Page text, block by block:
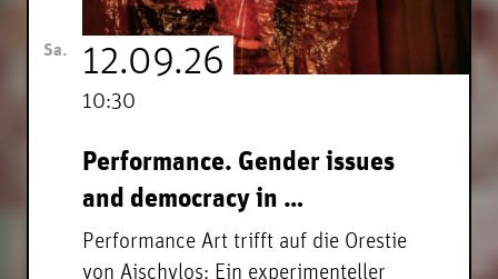
Sa. 12.09.26
10:30
Performance. Gender issues
and democracy in …
Performance Art trifft auf die Orestie
von Aischylos: Ein experimenteller